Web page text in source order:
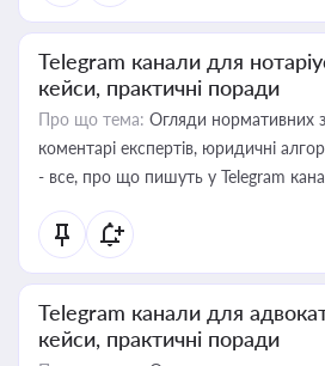
Telegram канали для
кейси, практичні поради
Про що тема: Огляди нормативних
коментарі експертів, юридичні
- все, про що пишуть у Telegram
Telegram канали для
кейси, практичні поради